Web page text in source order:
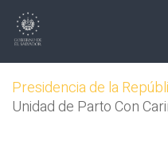
Presidencia de la
Unidad de Parto Con